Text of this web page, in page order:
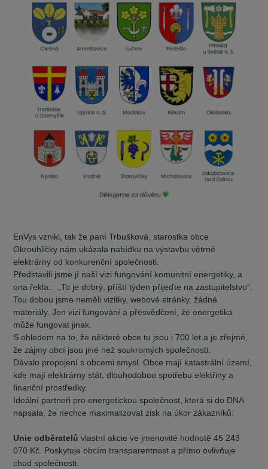
EnVys vznikl, tak že paní Trbušková, starostka obce
Okrouhličky nám ukázala nabídku na výstavbu větrné
elektrárny od konkurenční společnosti.
Představili jsme jí naší vizi fungování komunitní energetiky, a
ona řekla: „To je dobrý, příští týden přijeďte na zastupitelstvo”.
Tou dobou jsme neměli vizitky, webové stránky, žádné
materiály. Jen vizi fungování a přesvědčení, že energetika
může fungovat jinak.
S ohledem na to, že některé obce tu jsou i 700 let a je zřejmé,
že zájmy obcí jsou jiné než soukromých společností.
Dávalo propojení s obcemi smysl. Obce mají katastrální území,
kde mají elektrárny stát, dlouhodobou spotřebu elektřiny a
finanční prostředky.
Ideální partneři pro energetickou společnost, která si do DNA
napsala, že nechce maximalizovat zisk na úkor zákazníků.
Unie odběratelůvlastní akcie ve jmenovité hodnotě 45 243
070 Kč. Poskytuje obcím transparentnost a přímo ovlivňuje
chod společnosti.